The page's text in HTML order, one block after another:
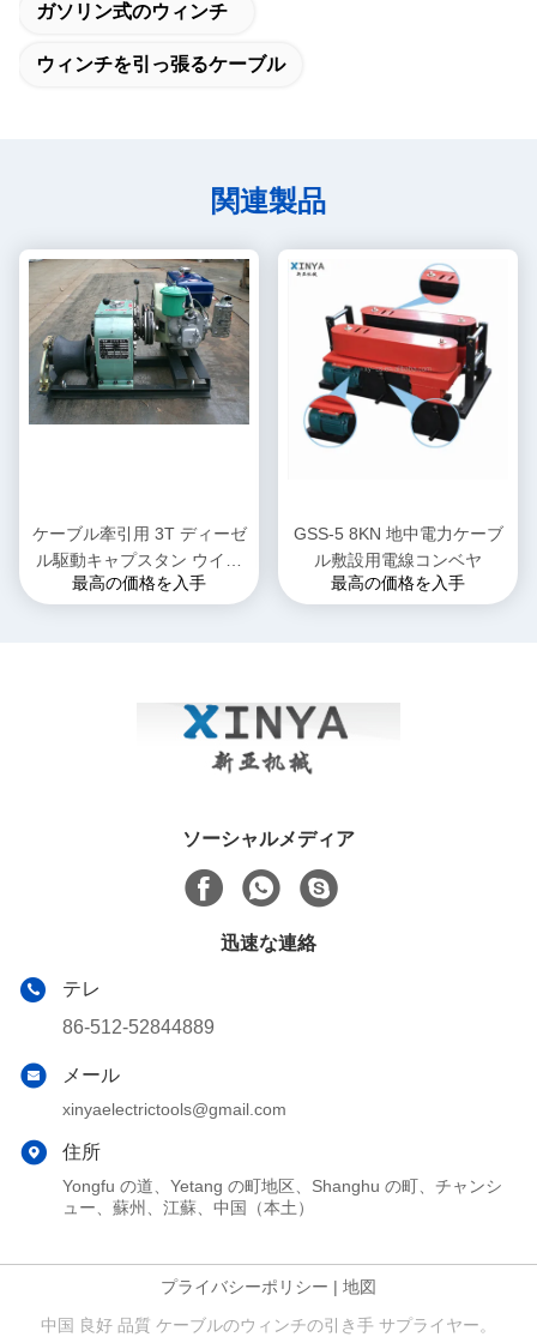
ガソリン式のウィンチ
ウィンチを引っ張るケーブル
関連製品
ケーブル牽引用 3T ディーゼ
ル駆動キャプスタン ウイン
チ | 4馬力高効率ワイヤーリ
最高の価格を入手
GSS-5 8KN 地中電力ケーブ
ル敷設用電線コンベヤ
最高の価格を入手
ソーシャルメディア
迅速な連絡
テレ
86-512-52844889
メール
xinyaelectrictools@gmail.com
住所
Yongfu の道、Yetang の町地区、Shanghu の町、チャンシ
ュー、蘇州、江蘇、中国（本土）
プライバシーポリシー | 地図
中国 良好 品質 ケーブルのウィンチの引き手 サプライヤー。